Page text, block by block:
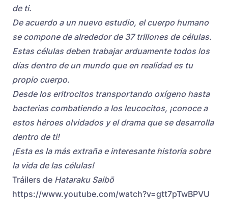
de ti.
De acuerdo a un nuevo estudio, el cuerpo humano
se compone de alrededor de 37 trillones de células.
Estas células deben trabajar arduamente todos los
días dentro de un mundo que en realidad es tu
propio cuerpo.
Desde los eritrocitos transportando oxígeno hasta
bacterias combatiendo a los leucocitos, ¡conoce a
estos héroes olvidados y el drama que se desarrolla
dentro de ti!
¡Esta es la más extraña e interesante historia sobre
la vida de las células!
Tráilers de Hataraku Saibō
https://www.youtube.com/watch?v=gtt7pTwBPVU